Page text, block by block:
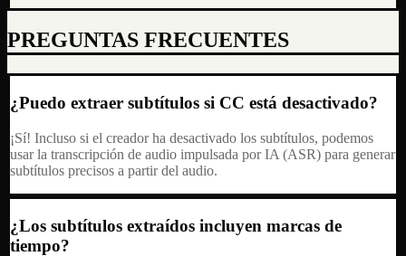
PREGUNTAS FRECUENTES
¿Puedo extraer subtítulos si CC está desactivado?
¡Sí! Incluso si el creador ha desactivado los subtítulos, podemos
usar la transcripción de audio impulsada por IA (ASR) para generar
subtítulos precisos a partir del audio.
¿Los subtítulos extraídos incluyen marcas de
tiempo?